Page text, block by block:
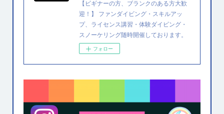
【ビギナーの方、ブランクのある方大歓
迎！】 ファンダイビング・スキルアッ
プ、ライセンス講習・体験ダイビング・
スノーケリング随時開催しております。
フォロー